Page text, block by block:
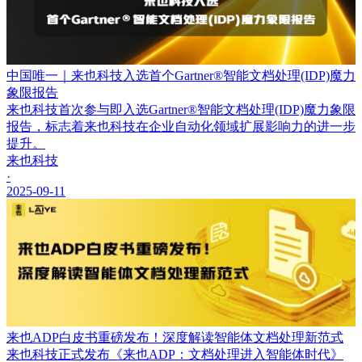
中国唯一｜来也科技入选首个Gartner®智能文档处理(IDP)魔力
象限报告
来也科技首次参与即入选Gartner®智能文档处理(IDP)魔力象限
报告，标志着来也科技在企业自动化领域扩展影响力的进一步
提升。
来也科技
·
2025-09-11
来也ADP白皮书重磅发布！深度解读智能体文档处理新范式
来也科技正式发布《来也ADP：文档处理进入智能体时代》